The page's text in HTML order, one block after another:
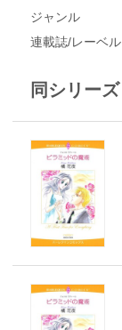
ジャンル
連載誌/レーベル
同シリーズ